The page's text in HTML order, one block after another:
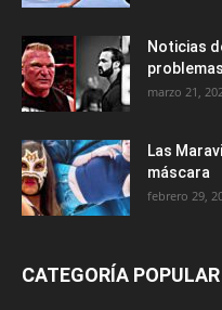
Noticias
marzo 21,
Las
máscara
febrero 29,
CATEGORÍA POPULAR